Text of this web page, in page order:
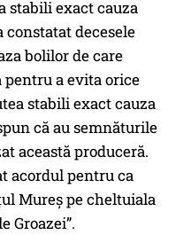
stabili exact cauza
constatat decesele
bolilor de care
pentru a evita orice
stabili exact cauza
că au semnăturile
această produceră.
acordul pentru ca
Mureș pe cheltuiala
Groazei”.